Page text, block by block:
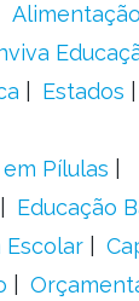
Estados
Pílulas
Educação
Escolar